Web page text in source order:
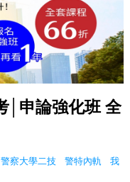
│申論強化班 全
警察大學二技 警特內軌
我